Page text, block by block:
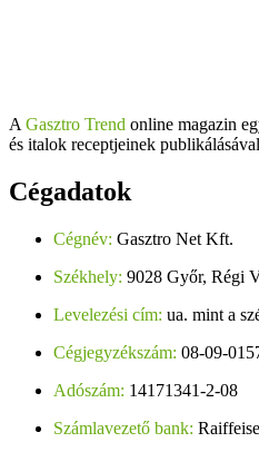
A Gasztro Trend online magazin
és italok receptjeinek
Cégadatok
Cégnév: Gasztro Net Kft.
Székhely: 9028 Győr, Régi
Levelezési cím: ua. mint a
Cégjegyzékszám: 08-09-
Adószám: 14171341-2-08
Számlavezető bank: